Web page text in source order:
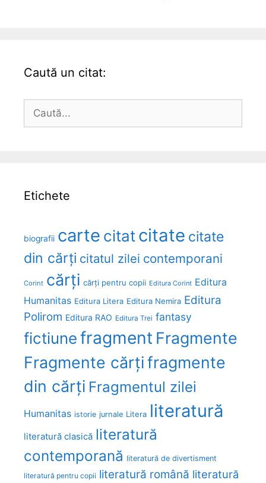
Caută un citat:
după:
Etichete
biografii carte citatcitate citate
din cărți citatul zilei contemporani
Corint cărți cărți pentru copii Editura Corint Editura
Humanitas Editura Litera Editura Nemira Editura
Polirom Editura RAO Editura Trei fantasy
fictiunefragment Fragmente
Fragmente cărțifragmente
din cărți Fragmentul zilei
Humanitas istorie jurnale Litera literatură
literatură clasică literatură
contemporană literatură de divertisment
literatură pentru copii literatură română literatură